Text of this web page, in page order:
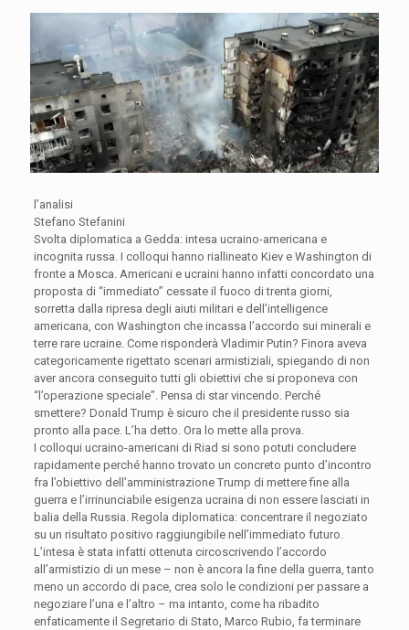
l’analisi
Stefano Stefanini
Svolta diplomatica a Gedda: intesa ucraino-americana e
incognita russa. I colloqui hanno riallineato Kiev e Washington di
fronte a Mosca. Americani e ucraini hanno infatti concordato una
proposta di “immediato” cessate il fuoco di trenta giorni,
sorretta dalla ripresa degli aiuti militari e dell’intelligence
americana, con Washington che incassa l’accordo sui minerali e
terre rare ucraine. Come risponderà Vladimir Putin? Finora aveva
categoricamente rigettato scenari armistiziali, spiegando di non
aver ancora conseguito tutti gli obiettivi che si proponeva con
“l’operazione speciale”. Pensa di star vincendo. Perché
smettere? Donald Trump è sicuro che il presidente russo sia
pronto alla pace. L’ha detto. Ora lo mette alla prova.
I colloqui ucraino-americani di Riad si sono potuti concludere
rapidamente perché hanno trovato un concreto punto d’incontro
fra l’obiettivo dell’amministrazione Trump di mettere fine alla
guerra e l’irrinunciabile esigenza ucraina di non essere lasciati in
balia della Russia. Regola diplomatica: concentrare il negoziato
su un risultato positivo raggiungibile nell’immediato futuro.
L’intesa è stata infatti ottenuta circoscrivendo l’accordo
all’armistizio di un mese – non è ancora la fine della guerra, tanto
meno un accordo di pace, crea solo le condizioni per passare a
negoziare l’una e l’altro – ma intanto, come ha ribadito
enfaticamente il Segretario di Stato, Marco Rubio, fa terminare